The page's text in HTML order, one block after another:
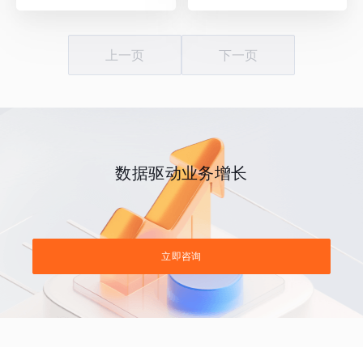
上一页 下一页
数据驱动业务增长
立即咨询